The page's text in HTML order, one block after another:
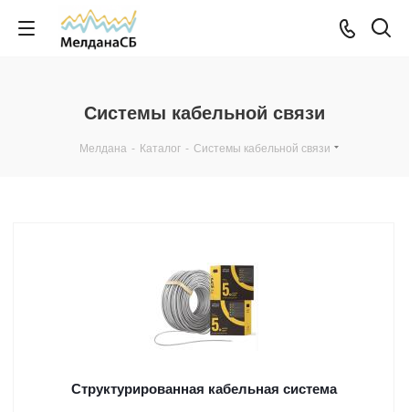
Системы кабельной связи
Мелдана - Каталог - Системы кабельной связи
Структурированная кабельная система